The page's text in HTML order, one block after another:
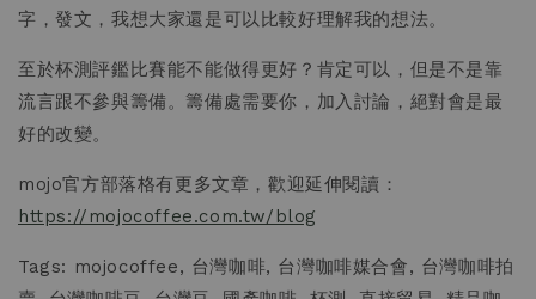
字，發文，我想大家還是可以比較好理解我的想法。
至於杯測評鑑比賽能不能做得更好？肯定可以，但是不是靠
流言跟不參與籌備。籌備處需要你，加入討論，絕對會是最
好的改變。
mojo官方部落格有更多文章，歡迎延伸閱讀：
https://mojocoffee.com.tw/blog
Tags: mojocoffee, 台灣咖啡, 台灣咖啡媒合會, 台灣咖啡拍